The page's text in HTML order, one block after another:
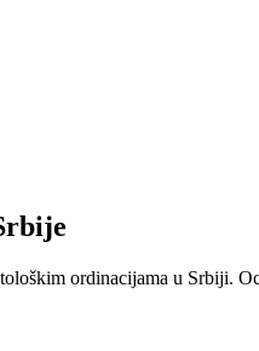
ordinacijama u Srbiji.